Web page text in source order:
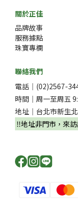
關於正佳
品牌故事
服務據點
珠寶專欄
聯絡我們
電話｜(02)2567-
時間｜周一至周五
地址｜台北市新生
‼️地址非門市，來